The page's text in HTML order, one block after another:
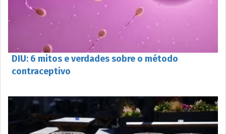
DIU: 6 mitos e verdades sobre o método
contraceptivo